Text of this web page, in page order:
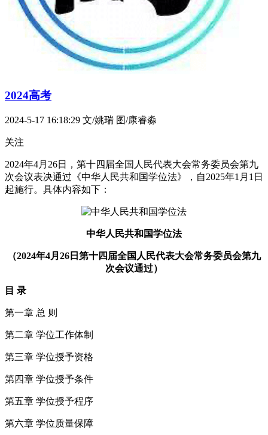
2024高考
2024-5-17 16:18:29 文/姚瑞 图/康睿淼
关注
2024年4月26日，第十四届全国人民代表大会常务委员会第九
次会议表决通过《中华人民共和国学位法》，自2025年1月1日
起施行。具体内容如下：
中华人民共和国学位法
（2024年4月26日第十四届全国人民代表大会常务委员会第九
次会议通过）
目 录
第一章 总 则
第二章 学位工作体制
第三章 学位授予资格
第四章 学位授予条件
第五章 学位授予程序
第六章 学位质量保障